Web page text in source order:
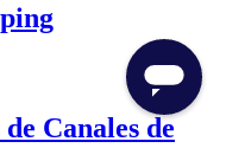
Canales de